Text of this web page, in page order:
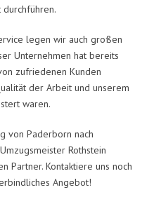
legen wir auch großen
Unternehmen hat bereits
zufriedenen Kunden
der Arbeit und unserem
waren.
von Paderborn nach
Rothstein
Partner. Kontaktiere uns noch
Angebot!